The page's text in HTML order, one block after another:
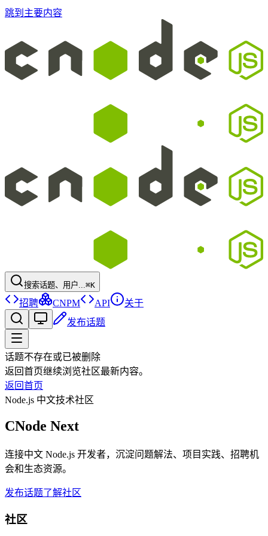
跳到主要内容
搜索话题、用户...⌘K
招聘 CNPM API
关于
发布话题
话题不存在或已被删除
返回首页继续浏览社区最新内容。
返回首页
Node.js 中文技术社区
CNode Next
连接中文 Node.js 开发者，沉淀问题解法、项目实践、招聘机
会和生态资源。
发布话题了解社区
社区